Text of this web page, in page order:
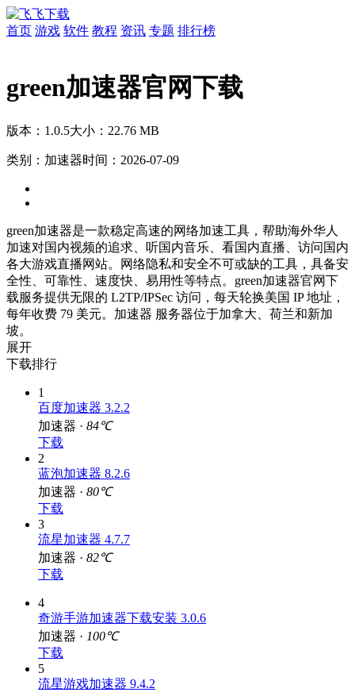
首页 游戏 软件 教程 资讯 专题 排行榜
green加速器官网下载
版本：1.0.5大小：22.76 MB
类别：加速器时间：2026-07-09
green加速器是一款稳定高速的网络加速工具，帮助海外华人
加速对国内视频的追求、听国内音乐、看国内直播、访问国内
各大游戏直播网站。网络隐私和安全不可或缺的工具，具备安
全性、可靠性、速度快、易用性等特点。green加速器官网下
载服务提供无限的 L2TP/IPSec 访问，每天轮换美国 IP 地址，
每年收费 79 美元。加速器 服务器位于加拿大、荷兰和新加
坡。
展开
下载排行
1
百度加速器 3.2.2
加速器 · 84℃
下载
2
蓝泡加速器 8.2.6
加速器 · 80℃
下载
3
流星加速器 4.7.7
加速器 · 82℃
下载
4
奇游手游加速器下载安装 3.0.6
加速器 · 100℃
下载
5
流星游戏加速器 9.4.2